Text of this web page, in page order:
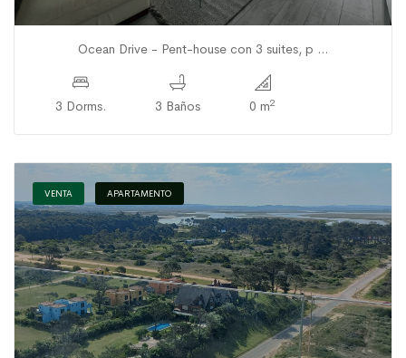
Ocean Drive - Pent-house con 3 suites, p ...
3 Dorms. 3 Baños 0 m2
VENTA APARTAMENTO